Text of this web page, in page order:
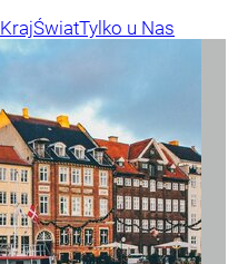
KrajŚwiatTylko u Nas